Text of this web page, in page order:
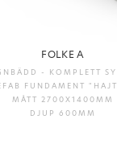
FOLKE A
- KOMPLETT
FUNDAMENT
MÅTT 2700X1400MM
DJUP 600MM